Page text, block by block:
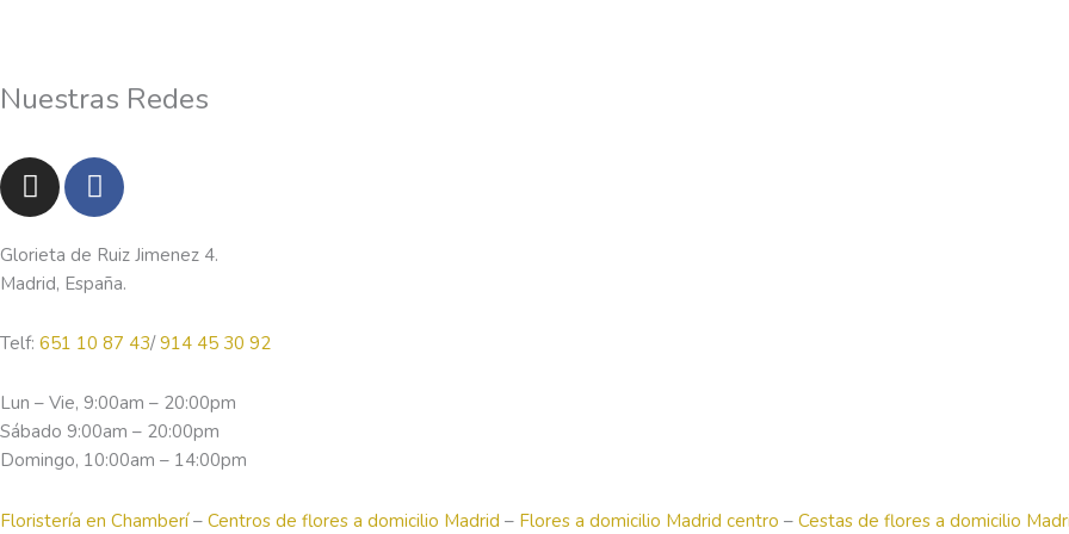
Nuestras Redes
I
n
s
t
a
r
m
F
a
c
e
b
o
-
f
Glorieta de Ruiz Jimenez 4.
Madrid, España.
Telf: 651 10 87 43/914 45 30 92
Lun – Vie, 9:00am – 20:00pm
Sábado 9:00am – 20:00pm
Domingo, 10:00am – 14:00pm
Floristería en Chamberí– Centros de flores a domicilio Madrid – Flores a domicilio Madrid centro – Cestas de flores a domicilio